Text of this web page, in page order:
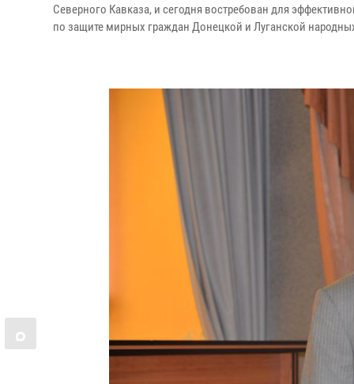
Северного Кавказа, и сегодня востребован для
по защите мирных граждан Донецкой и Луганской